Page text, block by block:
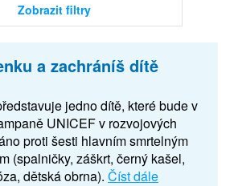
Zobrazit filtry
a zachráníš dítě
jedno dítě, které bude v
UNICEF v rozvojových
proti šesti hlavním smrtelným
(spalničky, záškrt, černý kašel,
dětská obrna). Číst dále